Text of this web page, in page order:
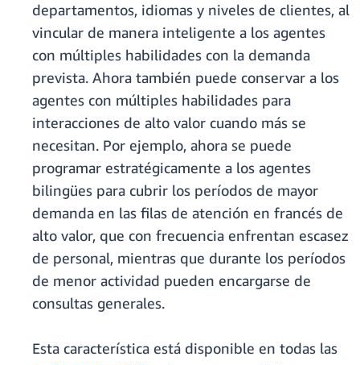
departamentos, idiomas y niveles de clientes, al
vincular de manera inteligente a los agentes
con múltiples habilidades con la demanda
prevista. Ahora también puede conservar a los
agentes con múltiples habilidades para
interacciones de alto valor cuando más se
necesitan. Por ejemplo, ahora se puede
programar estratégicamente a los agentes
bilingües para cubrir los períodos de mayor
demanda en las filas de atención en francés de
alto valor, que con frecuencia enfrentan escasez
de personal, mientras que durante los períodos
de menor actividad pueden encargarse de
consultas generales.
Esta característica está disponible en todas las